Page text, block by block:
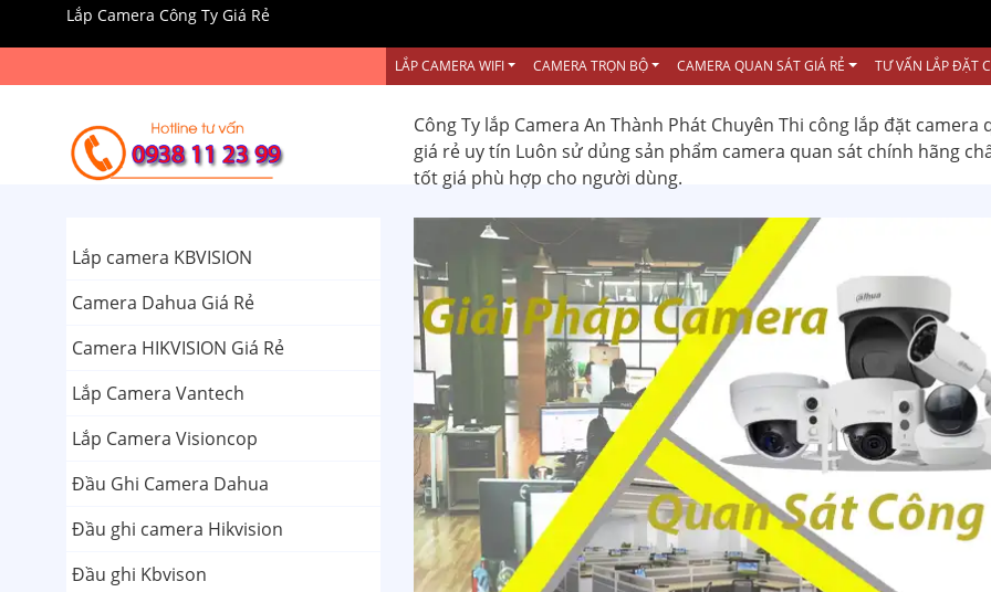
Lắp Camera Công Ty Giá Rẻ
LẮP CAMERA WIFI CAMERA TRỌN BỘ CAMERA QUAN SÁT GIÁ RẺ TƯ VẤN LẮP ĐẶT
Công Ty lắp Camera An Thành Phát Chuyên Thi công lắp đặt camera
giá rẻ uy tín Luôn sử dủng sản phẩm camera quan sát chính hãng
tốt giá phù hợp cho người dùng.
Lắp camera KBVISION
Camera Dahua Giá Rẻ
Camera HIKVISION Giá Rẻ
Lắp Camera Vantech
Lắp Camera Visioncop
Đầu Ghi Camera Dahua
Đầu ghi camera Hikvision
Đầu ghi Kbvison